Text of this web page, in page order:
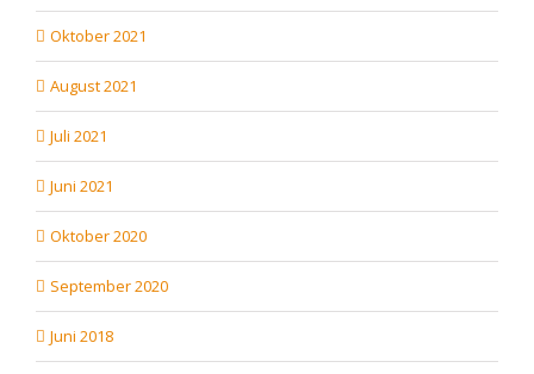
Oktober 2021
August 2021
Juli 2021
Juni 2021
Oktober 2020
September 2020
Juni 2018